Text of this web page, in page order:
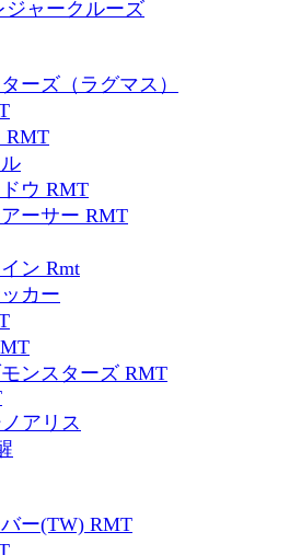
ジャークルーズ
ーズ（ラグマス）
RMT
ウ RMT
ーサー RMT
ン Rmt
カー
ンスターズ RMT
アリス
ー(TW) RMT